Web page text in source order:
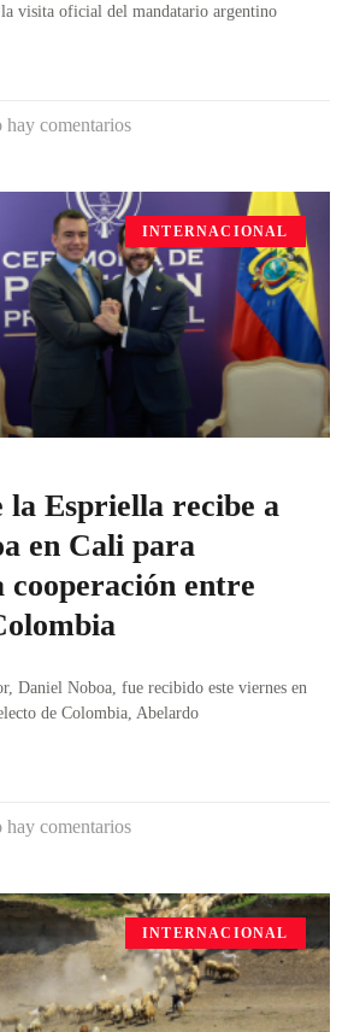
visita oficial del mandatario argentino
hay comentarios
INTERNACIONAL
la Espriella recibe a
en Cali para
entre
Daniel Noboa, fue recibido este viernes en
de Colombia, Abelardo
hay comentarios
INTERNACIONAL